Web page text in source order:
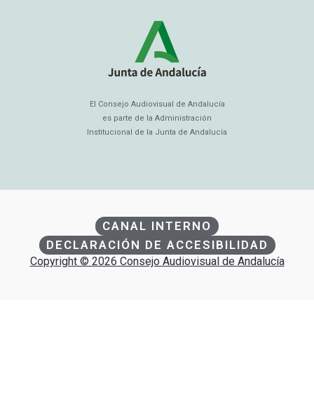
El Consejo Audiovisual de Andalucía
es parte de la Administración
Institucional de la Junta de Andalucía
CANAL INTERNO
DECLARACIÓN DE ACCESIBILIDAD
Copyright © 2026 Consejo Audiovisual de Andalucía